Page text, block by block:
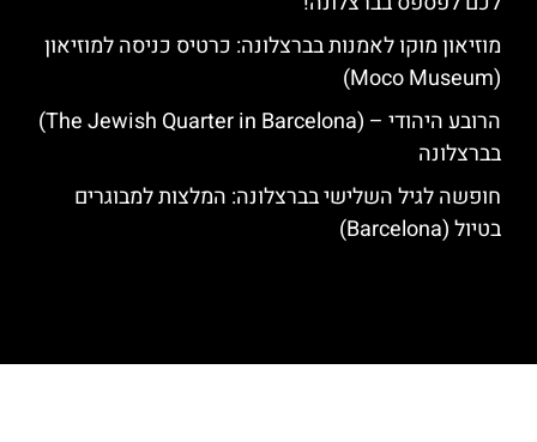
מוזיאון מוקו לאמנות בברצלונה: כרטיס כניסה למוזיאון
(Moco Museum)
הרובע היהודי – (The Jewish Quarter in Barcelona)
בברצלונה
חופשה לגיל השלישי בברצלונה: המלצות למבוגרים
בטיול (Barcelona)